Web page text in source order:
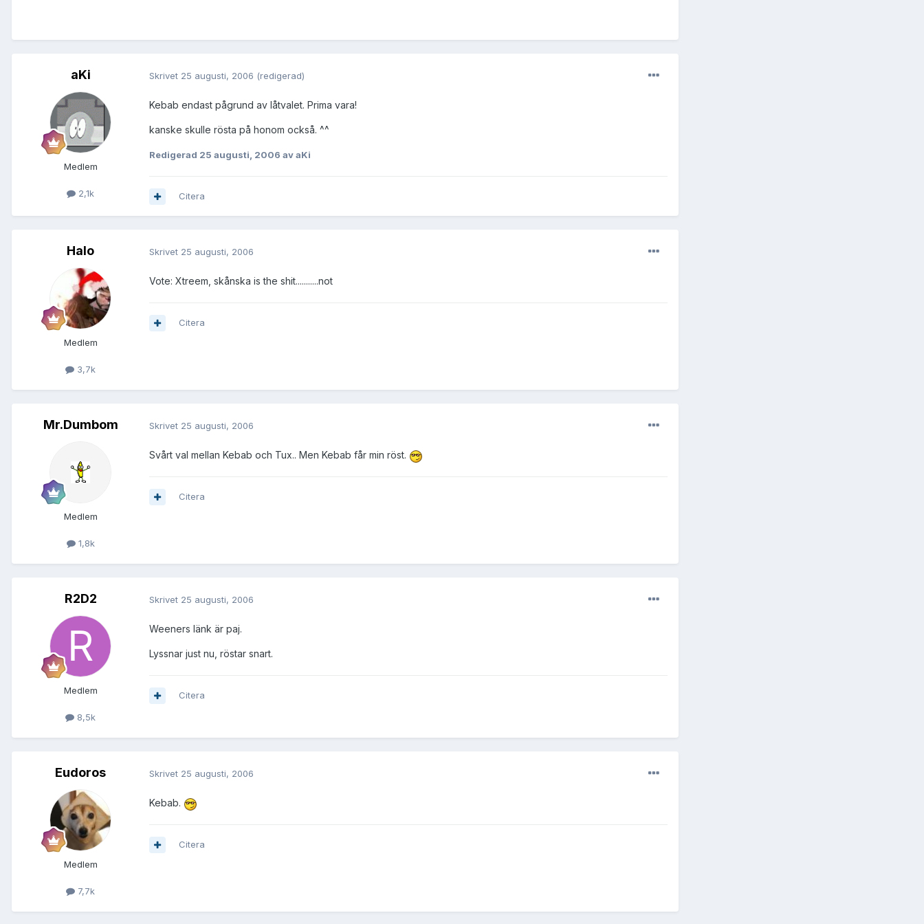
aKi
Medlem
2,1k
Skrivet 25 augusti, 2006 (redigerad)
Kebab endast pågrund av låtvalet. Prima vara!
kanske skulle rösta på honom också. ^^
Redigerad 25 augusti, 2006 av aKi
Citera
Halo
Medlem
3,7k
Skrivet 25 augusti, 2006
Vote: Xtreem, skånska is the shit...........not
Citera
Mr.Dumbom
Medlem
1,8k
Skrivet 25 augusti, 2006
Svårt val mellan Kebab och Tux.. Men Kebab får min röst.
Citera
R2D2
Medlem
8,5k
Skrivet 25 augusti, 2006
Weeners länk är paj.
Lyssnar just nu, röstar snart.
Citera
Eudoros
Medlem
7,7k
Skrivet 25 augusti, 2006
Kebab.
Citera